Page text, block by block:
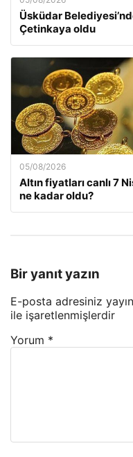
Üsküdar
Çetinkaya oldu
05/08/2026
Altın fiyatları canlı 7
ne kadar oldu?
Bir yanıt yazın
E-posta adresiniz
ile işaretlenmişlerdir
Yorum *